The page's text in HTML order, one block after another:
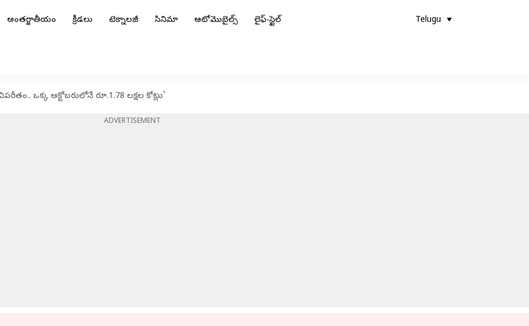
అంతర్జాతీయం క్రీడలు టెక్నాలజీ సినిమా ఆటోమొబైల్స్ లైఫ్-స్టైల్ Telugu
ఒక్క అక్టోబరులోనే రూ.1.78 లక్షల కోట్లు'
ADVERTISEMENT